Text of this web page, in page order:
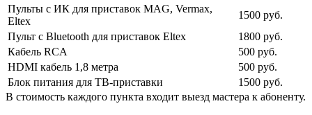
Пульты с ИК для приставок MAG, Vermax,
Eltex
1500 руб.
Пульт с Bluetooth для приставок Eltex
1800 руб.
Кабель RCA
500 руб.
HDMI кабель 1,8 метра
500 руб.
Блок питания для ТВ-приставки
1500 руб.
В стоимость каждого пункта входит выезд мастера к абоненту.